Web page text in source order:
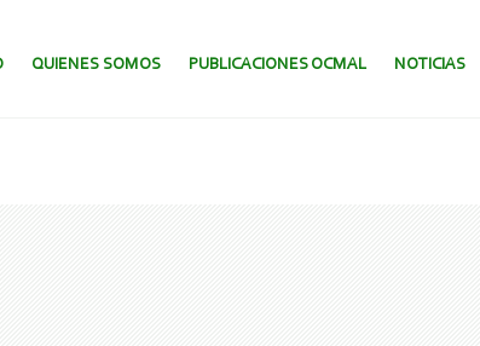
AL CONTENIDO.
QUIENES SOMOS PUBLICACIONES OCMAL NOTICIAS